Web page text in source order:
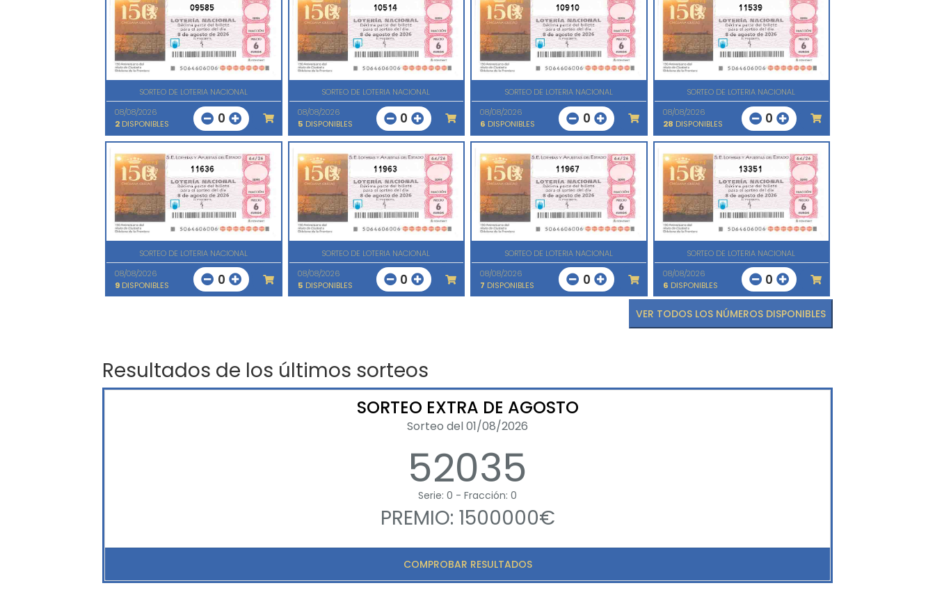
09585
SORTEO DE LOTERIA NACIONAL
08/08/2026
2 DISPONIBLES 0
10514
SORTEO DE LOTERIA NACIONAL
08/08/2026
5 DISPONIBLES 0
10910
SORTEO DE LOTERIA NACIONAL
08/08/2026
6 DISPONIBLES 0
11539
SORTEO DE LOTERIA NACIONAL
08/08/2026
28 DISPONIBLES 0
11636
SORTEO DE LOTERIA NACIONAL
08/08/2026
9 DISPONIBLES 0
11963
SORTEO DE LOTERIA NACIONAL
08/08/2026
5 DISPONIBLES 0
11967
SORTEO DE LOTERIA NACIONAL
08/08/2026
7 DISPONIBLES 0
13351
SORTEO DE LOTERIA NACIONAL
08/08/2026
6 DISPONIBLES 0
VER TODOS LOS NÚMEROS DISPONIBLES
Resultados de los últimos sorteos
SORTEO EXTRA DE AGOSTO
Sorteo del 01/08/2026
52035
Serie: 0 - Fracción: 0
PREMIO: 1500000€
COMPROBAR RESULTADOS